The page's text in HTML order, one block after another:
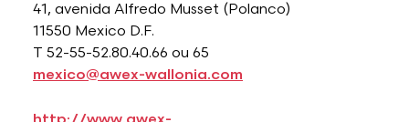
41, avenida Alfredo Musset (Polanco)
11550 Mexico D.F.
T 52-55-52.80.40.66 ou 65
mexico@awex-wallonia.com